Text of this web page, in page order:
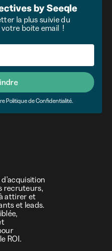
bySeeqle
la plus suivie du
boite email !
Politique de Confidentialité.
recruteurs,
attirer et
et leads.
ROI.